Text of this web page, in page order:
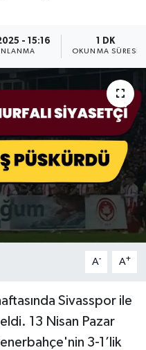
- 15:16 1 DK
OKUNMA SÜRESI
A- A+
Sivasspor ile
13 Nisan Pazar
3-1’lik